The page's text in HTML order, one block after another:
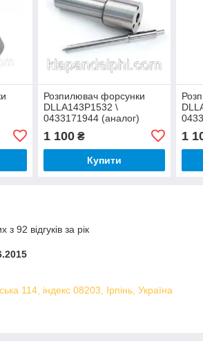
Розпилювач форсунки
DLLA143P1532 \
0433171944 (аналог)
1 100₴
Купити
1
92 відгуків за рік
114, індекс 08203, Ірпінь, Україна